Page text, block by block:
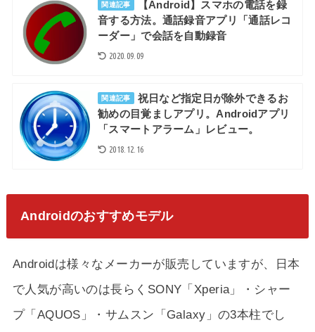
関連記事
【Android】スマホの電話を録
音する方法。通話録音アプリ「通話レコ
ーダー」で会話を自動録音
2020.09.09
関連記事
祝日など指定日が除外できるお
勧めの目覚ましアプリ。Androidアプリ
「スマートアラーム」レビュー。
2018.12.16
Androidのおすすめモデル
Androidは様々なメーカーが販売していますが、日本
で人気が高いのは長らくSONY「Xperia」・シャー
プ「AQUOS」・サムスン「Galaxy」の3本柱でし